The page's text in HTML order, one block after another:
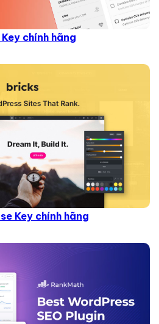
chính hãng
Key chính hãng